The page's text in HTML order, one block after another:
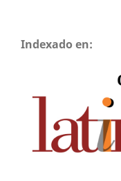
Indexado en: